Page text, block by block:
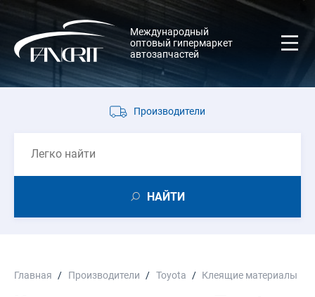
Международный
оптовый гипермаркет
автозапчастей
Производители
НАЙТИ
Главная Производители Toyota Клеящие материалы